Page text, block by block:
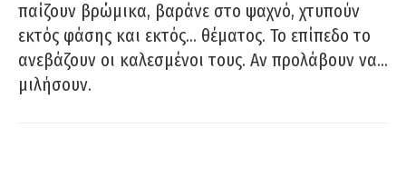
παίζουν βρώμικα, βαράνε στο ψαχνό, χτυπούν
εκτός φάσης και εκτός… θέματος. Το επίπεδο το
ανεβάζουν οι καλεσμένοι τους. Αν προλάβουν να…
μιλήσουν.